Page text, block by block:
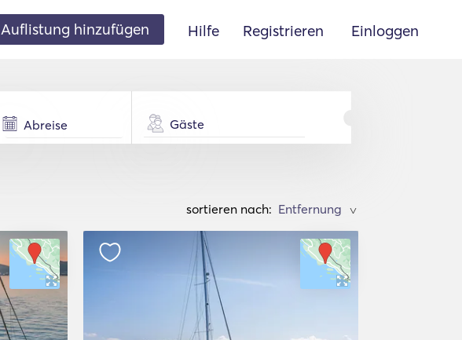
Auflistung hinzufügen Hilfe Registrieren Einloggen
Gäste
sortieren nach: >